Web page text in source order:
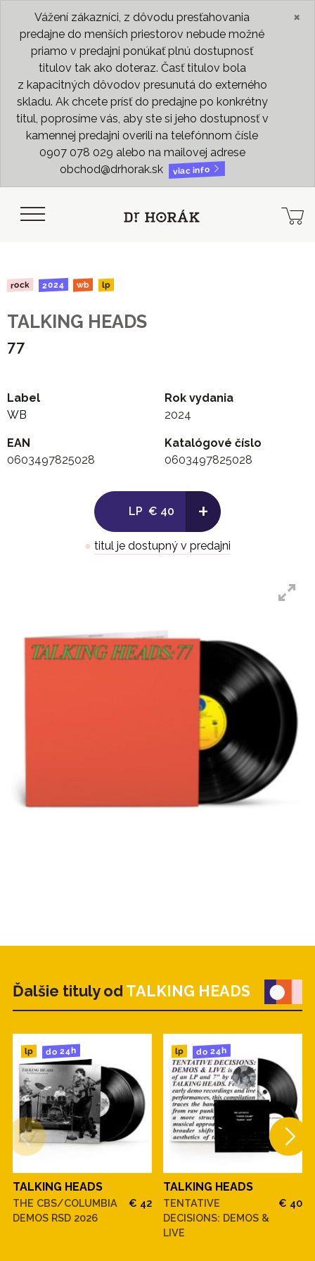
Vážení zákazníci, z dôvodu presťahovania
predajne do menších priestorov nebude možné
priamo v predajni ponúkať plnú dostupnosť
titulov tak ako doteraz. Časť titulov bola
z kapacitných dôvodov presunutá do externého
skladu. Ak chcete prísť do predajne po konkrétny
titul, poprosíme vás, aby ste si jeho dostupnosť v
kamennej predajni overili na telefónnom čísle
0907 078 029 alebo na mailovej adrese
obchod@drhorak.sk
viac info
×
rock 2024 wb lp
TALKING HEADS
77
Label
WB
Rok vydania
2024
EAN
0603497825028
Katalógové číslo
0603497825028
LP € 40 +
● titul je dostupný v predajni
Ďalšie tituly od TALKING HEADS
lp do 24h
TALKING HEADS
THE CBS/COLUMBIA
DEMOS RSD 2026
€ 42
lp do 24h
TALKING HEADS
TENTATIVE
DECISIONS: DEMOS &
LIVE
€ 40